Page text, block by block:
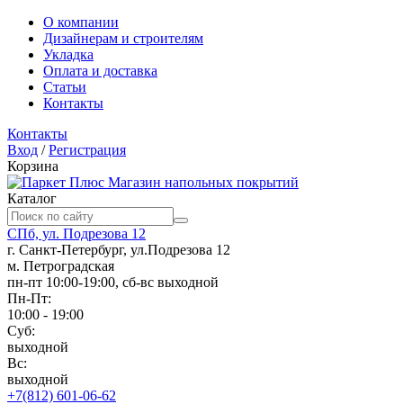
О компании
Дизайнерам и строителям
Укладка
Оплата и доставка
Статьи
Контакты
Контакты
Вход /Регистрация
Корзина
Магазин напольных покрытий
Каталог
СПб, ул. Подрезова 12
г. Санкт-Петербург, ул.Подрезова 12
м. Петроградская
пн-пт 10:00-19:00, сб-вс выходной
Пн-Пт:
10:00 - 19:00
Суб:
выходной
Вс:
выходной
+7(812) 601-06-62